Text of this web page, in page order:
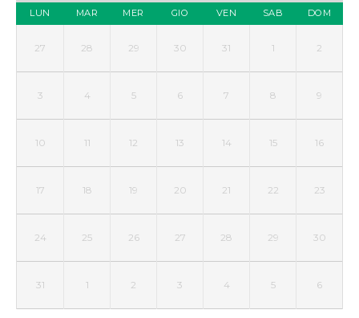
LUN MAR MER GIO VEN SAB DOM
27 28 29 30 31 1 2
3 4 5 6 7 8 9
10 11 12 13 14 15 16
17 18 19 20 21 22 23
24 25 26 27 28 29 30
31 1 2 3 4 5 6